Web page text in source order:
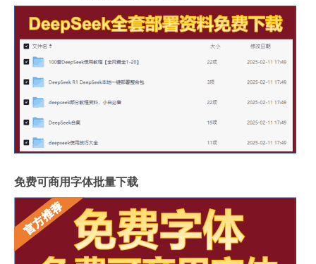
免费可商用字体批量下载